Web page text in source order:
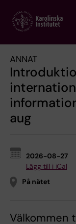
main
ANNAT
aug
2026-08-27
Lägg till i iCal
På nätet
Välkommen